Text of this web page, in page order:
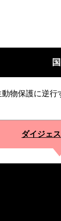
動物保護に逆
ダイジェ